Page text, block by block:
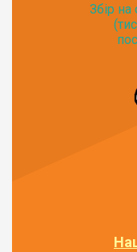
Збір